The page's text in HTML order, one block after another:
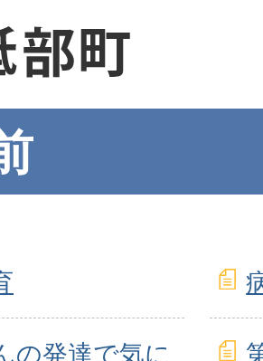
の発達で気に